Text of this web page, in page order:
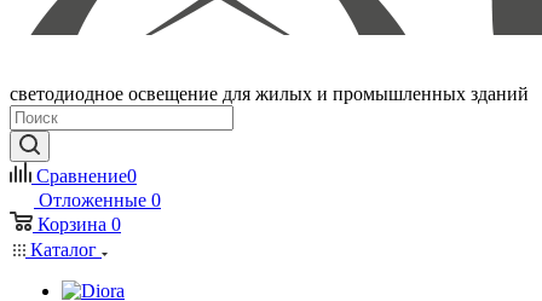
светодиодное освещение для жилых и промышленных зданий
Сравнение0
Отложенные 0
Корзина 0
Каталог